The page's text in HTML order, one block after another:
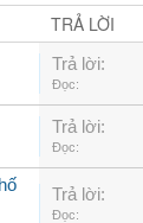
TRẢ LỜI
Trả lời:
Đọc:
Trả lời:
Đọc:
Trả lời:
Đọc: